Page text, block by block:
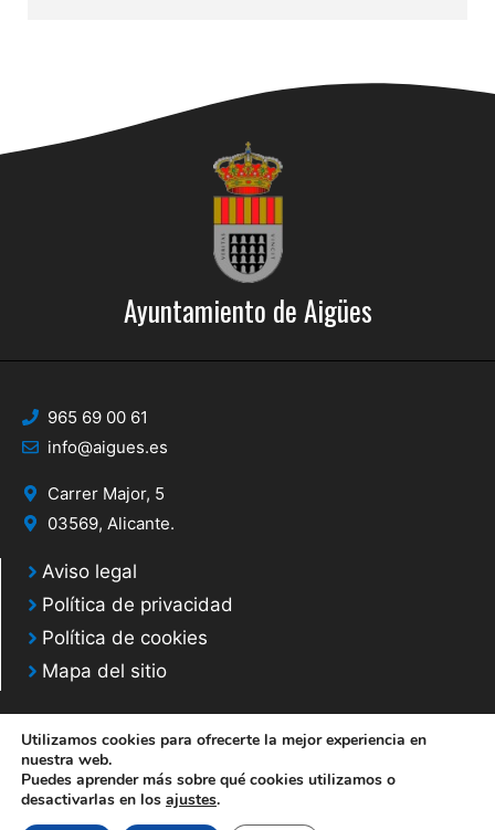
Ayuntamiento de Aigües
965 69 00 61
info@aigues.es
Carrer Major, 5
03569, Alicante.
Aviso legal
Política de privacidad
Política de cookies
Mapa del sitio
© 2020 Web desarrollada por el Servicio de Informática de Diputación de
Utilizamos cookies para ofrecerte la mejor experiencia en
nuestra web.
Puedes aprender más sobre qué cookies utilizamos o
desactivarlas en los ajustes.